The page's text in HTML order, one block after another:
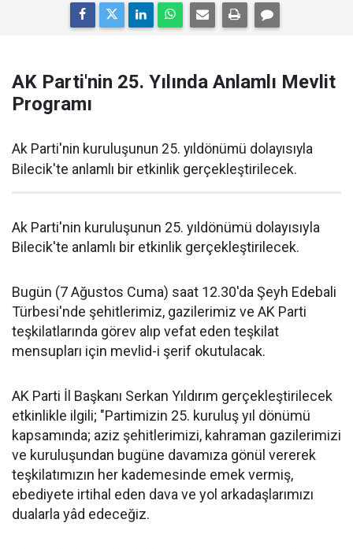
AK Parti'nin 25. Yılında Anlamlı Mevlit
Programı
Ak Parti'nin kuruluşunun 25. yıldönümü dolayısıyla
Bilecik'te anlamlı bir etkinlik gerçekleştirilecek.
Ak Parti'nin kuruluşunun 25. yıldönümü dolayısıyla
Bilecik'te anlamlı bir etkinlik gerçekleştirilecek.
Bugün (7 Ağustos Cuma) saat 12.30'da Şeyh Edebali
Türbesi'nde şehitlerimiz, gazilerimiz ve AK Parti
teşkilatlarında görev alıp vefat eden teşkilat
mensupları için mevlid-i şerif okutulacak.
AK Parti İl Başkanı Serkan Yıldırım gerçekleştirilecek
etkinlikle ilgili; "Partimizin 25. kuruluş yıl dönümü
kapsamında; aziz şehitlerimizi, kahraman gazilerimizi
ve kuruluşundan bugüne davamıza gönül vererek
teşkilatımızın her kademesinde emek vermiş,
ebediyete irtihal eden dava ve yol arkadaşlarımızı
dualarla yâd edeceğiz.